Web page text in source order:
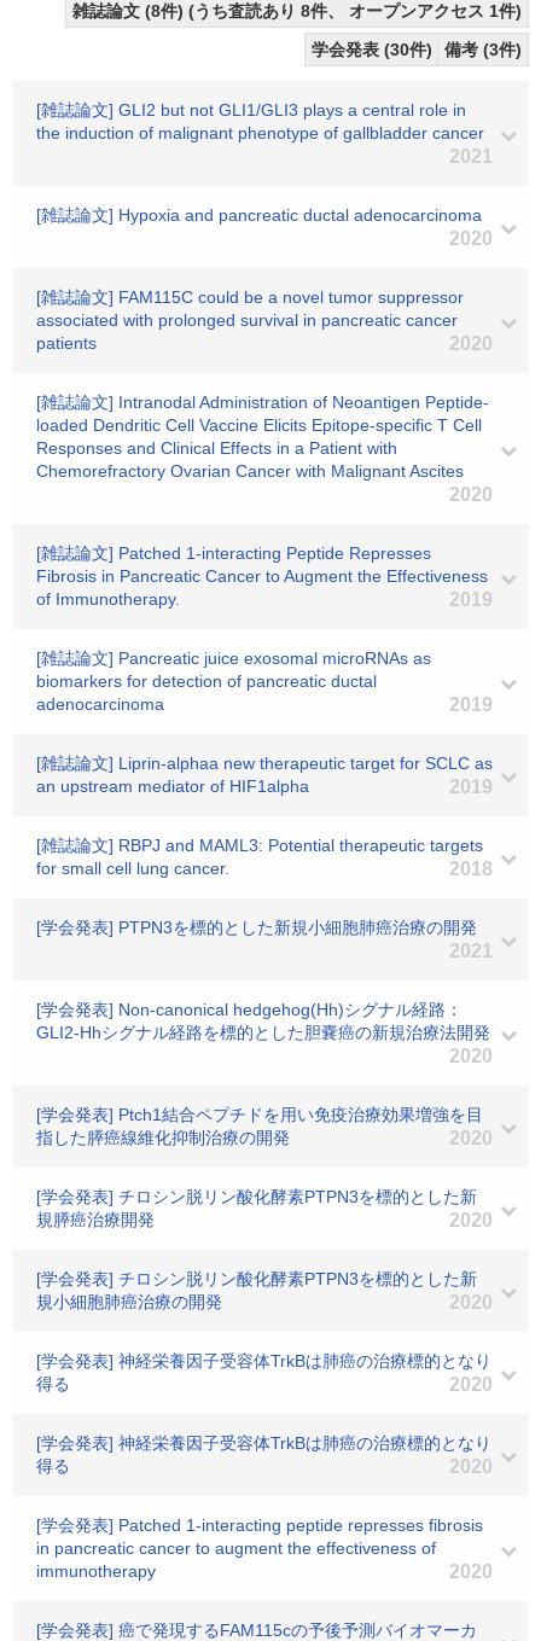
雑誌論文 (8件) (うち査読あり 8件、 オープンアクセス 1件)
学会発表 (30件)
備考 (3件)
[雑誌論文] GLI2 but not GLI1/GLI3 plays a central role in
the induction of malignant phenotype of gallbladder cancer
2021
[雑誌論文] Hypoxia and pancreatic ductal adenocarcinoma
2020
[雑誌論文] FAM115C could be a novel tumor suppressor
associated with prolonged survival in pancreatic cancer
patients
2020
[雑誌論文] Intranodal Administration of Neoantigen Peptide-
loaded Dendritic Cell Vaccine Elicits Epitope-specific T Cell
Responses and Clinical Effects in a Patient with
Chemorefractory Ovarian Cancer with Malignant Ascites
2020
[雑誌論文] Patched 1-interacting Peptide Represses
Fibrosis in Pancreatic Cancer to Augment the Effectiveness
of Immunotherapy.
2019
[雑誌論文] Pancreatic juice exosomal microRNAs as
biomarkers for detection of pancreatic ductal
adenocarcinoma
2019
[雑誌論文] Liprin-alphaa new therapeutic target for SCLC as
an upstream mediator of HIF1alpha
2019
[雑誌論文] RBPJ and MAML3: Potential therapeutic targets
for small cell lung cancer.
2018
[学会発表] PTPN3を標的とした新規小細胞肺癌治療の開発
2021
[学会発表] Non-canonical hedgehog(Hh)シグナル経路：
GLI2-Hhシグナル経路を標的とした胆嚢癌の新規治療法開発
2020
[学会発表] Ptch1結合ペプチドを用い免疫治療効果増強を目
指した膵癌線維化抑制治療の開発
2020
[学会発表] チロシン脱リン酸化酵素PTPN3を標的とした新
規膵癌治療開発
2020
[学会発表] チロシン脱リン酸化酵素PTPN3を標的とした新
規小細胞肺癌治療の開発
2020
[学会発表] 神経栄養因子受容体TrkBは肺癌の治療標的となり
得る
2020
[学会発表] 神経栄養因子受容体TrkBは肺癌の治療標的となり
得る
2020
[学会発表] Patched 1-interacting peptide represses fibrosis
in pancreatic cancer to augment the effectiveness of
immunotherapy
2020
[学会発表] 癌で発現するFAM115cの予後予測バイオマーカ